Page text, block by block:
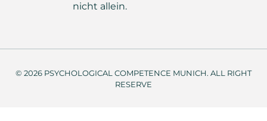
nicht allein.
© 2026 PSYCHOLOGICAL COMPETENCE MUNICH. ALL RIGHT
RESERVE